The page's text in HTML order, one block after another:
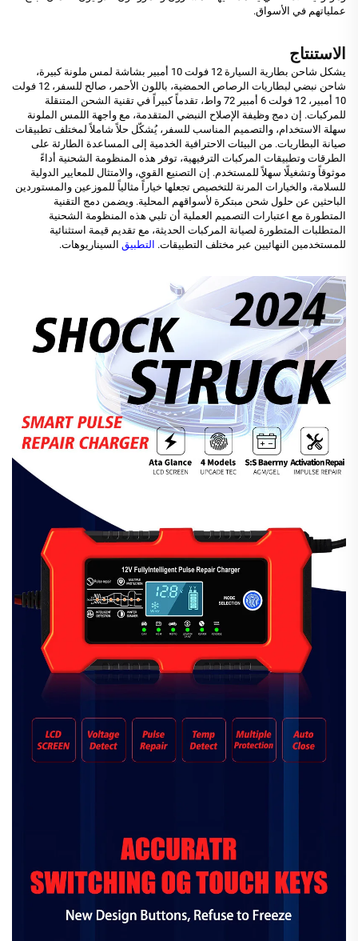
عملياتهم في الأسواق.
الاستنتاج
يشكل شاحن بطارية السيارة 12 فولت 10 أمبير بشاشة لمس ملونة كبيرة،
شاحن نبضي لبطاريات الرصاص الحمضية، باللون الأحمر، صالح للسفر، 12 فولت
10 أمبير، 12 فولت 6 أمبير 72 واط، تقدماً كبيراً في تقنية الشحن المتنقلة
للمركبات. إن دمج وظيفة الإصلاح النبضي المتقدمة، مع واجهة اللمس الملونة
سهلة الاستخدام، والتصميم المناسب للسفر، يُشكّل حلاً شاملاً لمختلف تطبيقات
صيانة البطاريات. من البيئات الاحترافية الخدمية إلى المساعدة الطارئة على
الطرقات وتطبيقات المركبات الترفيهية، توفر هذه المنظومة الشحنية أداءً
موثوقاً وتشغيلًا سهلاً للمستخدم. إن التصنيع القوي، والامتثال للمعايير الدولية
للسلامة، والخيارات المرنة للتخصيص تجعلها خياراً مثالياً للموزعين والمستوردين
الباحثين عن حلول شحن مبتكرة لأسواقهم المحلية. ويضمن دمج التقنية
المتطورة مع اعتبارات التصميم العملية أن تلبي هذه المنظومة الشحنية
المتطلبات المتطورة لصيانة المركبات الحديثة، مع تقديم قيمة استثنائية
للمستخدمين النهائيين عبر مختلف التطبيقات. التطبيق السيناريوهات.